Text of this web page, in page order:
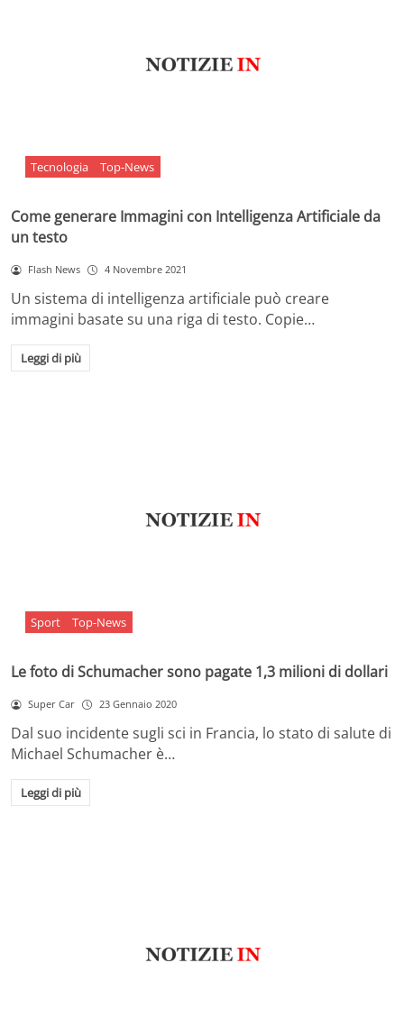
Tecnologia Top-News
Come generare Immagini con Intelligenza Artificiale da
un testo
Flash News 4 Novembre 2021
Un sistema di intelligenza artificiale può creare
immagini basate su una riga di testo. Copie…
Leggi di più
Sport Top-News
Le foto di Schumacher sono pagate 1,3 milioni di dollari
Super Car 23 Gennaio 2020
Dal suo incidente sugli sci in Francia, lo stato di salute di
Michael Schumacher è…
Leggi di più